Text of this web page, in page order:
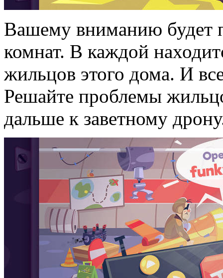
Вашему вниманию будет
комнат. В каждой
жильцов этого дома. И
Решайте проблемы
дальше к заветному